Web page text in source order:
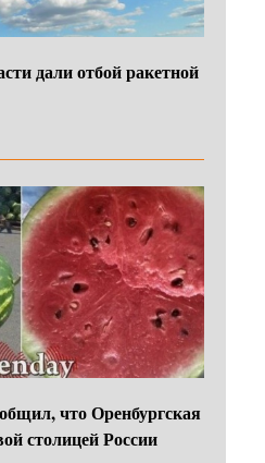
дали отбой ракетной
что Оренбургская
столицей России